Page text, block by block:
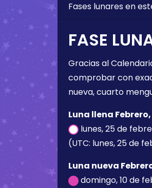
Fases lunares en
FASE
Gracias al
comprobar con
nueva, cuarto
Luna llena Febrero,
lunes, 25 de
(UTC: lunes, 25 de
Luna nueva
domingo, 10 de